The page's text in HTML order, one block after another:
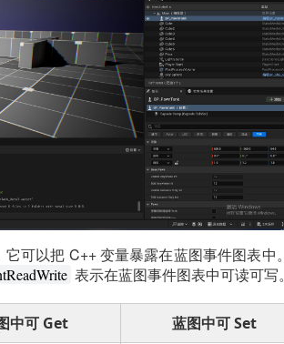
可以把 C++ 变量暴露在蓝图事件图表中。
表示在蓝图事件图表中可读可写。
中可 Get 蓝图中可 Set